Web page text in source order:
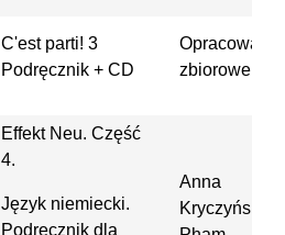
C'est parti! 3
Podręcznik + CD
Opracowanie
zbiorowe
Effekt Neu. Część
4.
Język niemiecki.
Podręcznik dla
Anna
Kryczyńska-